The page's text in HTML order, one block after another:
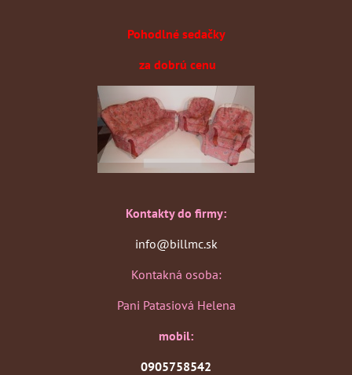
Pohodlné sedačky
za dobrú cenu
Kontakty do firmy:
info@billmc.sk
Kontakná osoba:
Pani Patasiová Helena
mobil:
0905758542